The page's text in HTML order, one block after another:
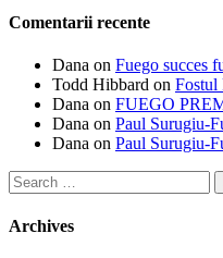
Comentarii recente
Dana on Fuego succes
Todd Hibbard on Fostul
Dana on FUEGO
Dana on Paul Surugiu-
Dana on Paul Surugiu-
Search
for:
Archives